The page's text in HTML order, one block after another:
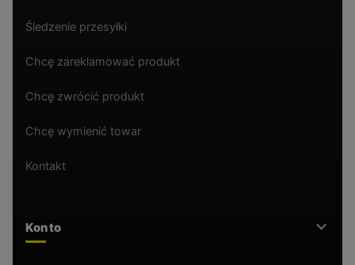
Śledzenie przesyłki
Chcę zareklamować produkt
Chcę zwrócić produkt
Chcę wymienić towar
Kontakt
Konto